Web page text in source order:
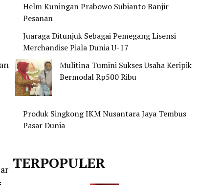
Helm Kuningan Prabowo Subianto Banjir
Pesanan
Juaraga Ditunjuk Sebagai Pemegang Lisensi
Merchandise Piala Dunia U-17
Mulitina Tumini Sukses Usaha Keripik
Bermodal Rp500 Ribu
Produk Singkong IKM Nusantara Jaya Tembus
Pasar Dunia
TERPOPULER